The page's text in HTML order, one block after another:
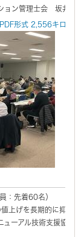
ョン管理士会 坂井
形式 2,556キロバイ
：先着60名）
上げを長期的に抑制す
ューアル技術支援協